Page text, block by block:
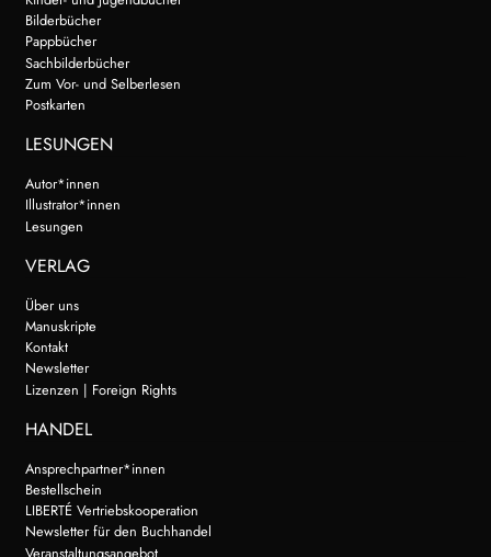
Bilderbücher
Pappbücher
Sachbilderbücher
Zum Vor- und Selberlesen
Postkarten
LESUNGEN
Autor*innen
Illustrator*innen
Lesungen
VERLAG
Über uns
Manuskripte
Kontakt
Newsletter
Lizenzen | Foreign Rights
HANDEL
Ansprechpartner*innen
Bestellschein
LIBERTÉ Vertriebskooperation
Newsletter für den Buchhandel